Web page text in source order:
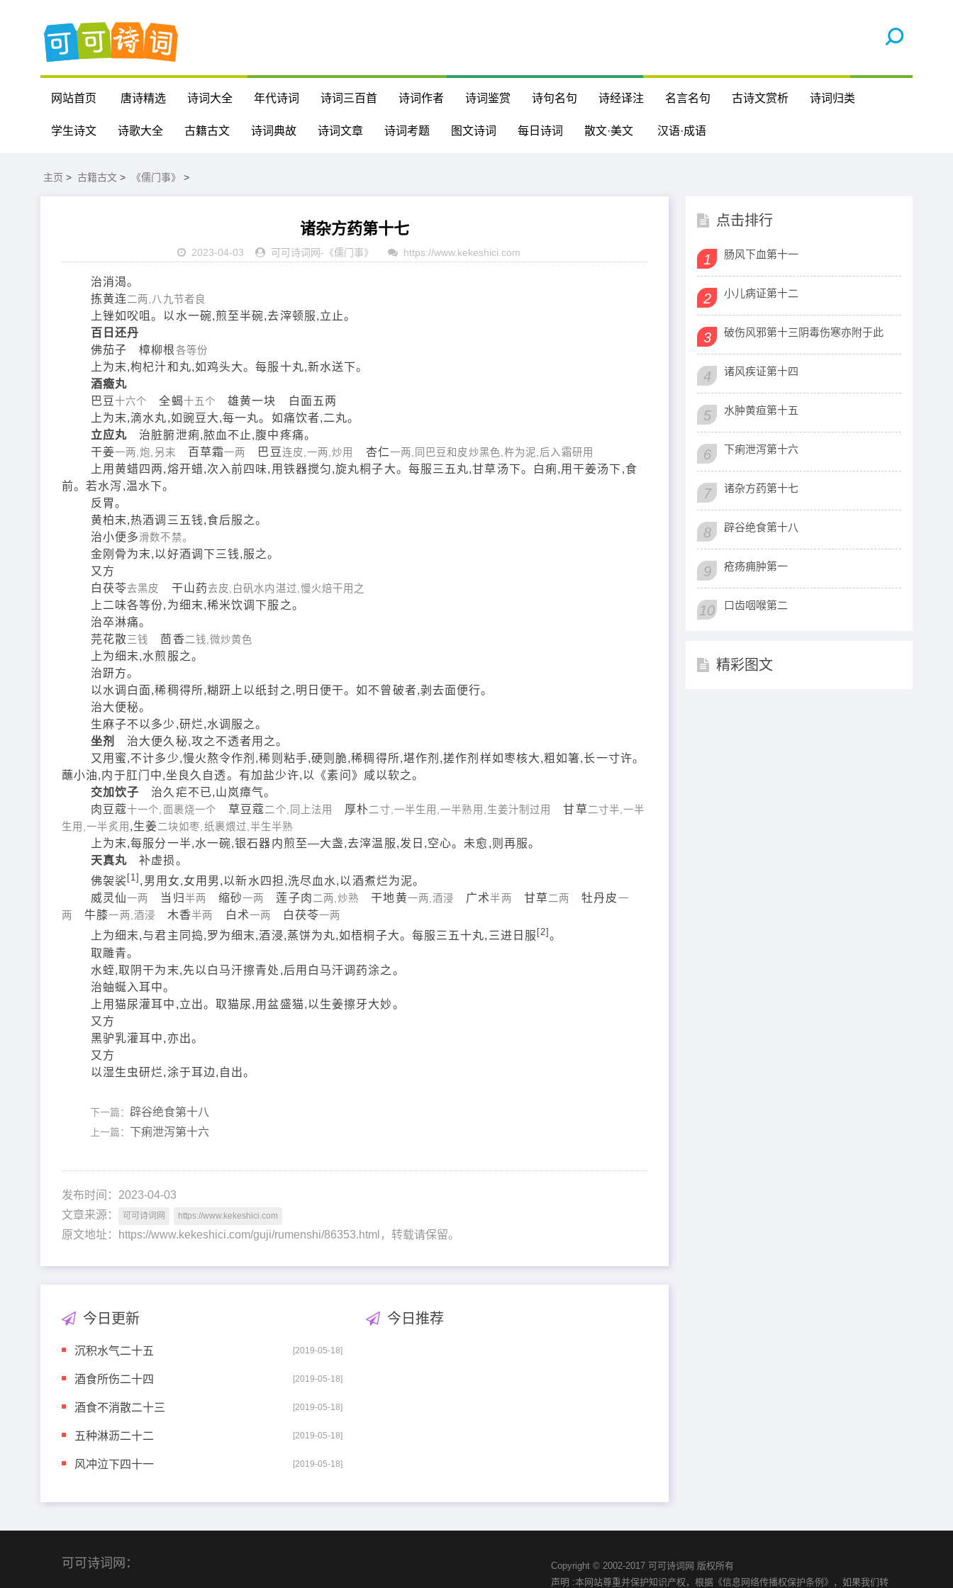
网站首页 唐诗精选 诗词大全 年代诗词 诗词三百首 诗词作者 诗词鉴赏 诗句名句 诗经译注 名言名句 古诗文赏析 诗词归类
学生诗文 诗歌大全 古籍古文 诗词典故 诗词文章 诗词考题 图文诗词 每日诗词 散文·美文 汉语·成语
主页 > 古籍古文 > 《儒门事》 >
诸杂方药第十七
2023-04-03 可可诗词网- 《儒门事》 https://www.kekeshici.com
治消渴。
拣黄连 二两,八九节者良
上锉如㕮咀。以水一碗,煎至半碗,去滓顿服,立止。
百日还丹
佛茄子 樟柳根各等份
上为末,枸杞汁和丸,如鸡头大。每服十丸,新水送下。
酒癥丸
巴豆 十六个 全蝎十五个 雄黄一块 白面五两
上为末,滴水丸,如豌豆大,每一丸。如痛饮者,二丸。
立应丸 治脏腑泄痢,脓血不止,腹中疼痛。
干姜一两,炮,另末 百草霜一两 巴豆 连皮,一两,炒用 杏仁一两,同巴豆和皮炒黑色,杵为泥,后入霜研用
上用黄蜡四两,熔开蜡,次入前四味,用铁器搅匀,旋丸桐子大。每服三五丸,甘草汤下。白痢,用干姜汤下,食
前。若水泻,温水下。
反胃。
黄柏末,热酒调三五钱,食后服之。
治小便多滑数不禁。
金刚骨为末,以好酒调下三钱,服之。
又方
白茯苓去黑皮 干山药去皮,白矾水内湛过,慢火焙干用之
上二味各等份,为细末,稀米饮调下服之。
治卒淋痛。
芫花散三钱 茴香二钱,微炒黄色
上为细末,水煎服之。
治趼方。
以水调白面,稀稠得所,糊趼上以纸封之,明日便干。如不曾破者,剥去面便行。
治大便秘。
生麻子不以多少,研烂,水调服之。
坐剂
治大便久秘,攻之不透者用之。
又用蜜,不计多少,慢火熬令作剂,稀则粘手,硬则脆,稀稠得所,堪作剂,搓作剂样如枣核大,粗如箸,长一寸许。
蘸小油,内于肛门中,坐良久自透。有加盐少许,以《素问》咸以软之。
交加饮子 治久疟不已,山岚瘴气。
肉豆蔻十一个,面裹烧一个 草豆蔻 二个,同上法用 厚朴二寸,一半生用,一半熟用,生姜汁制过用 甘草二寸半,一半
生用,一半炙用 ,生姜二块如枣,纸裹煨过,半生半熟
上为末,每服分一半,水一碗,银石器内煎至—大盏,去滓温服,发日,空心。未愈,则再服。
天真丸 补虚损。
佛袈裟 [1] ,男用女,女用男,以新水四担,洗尽血水,以酒煮烂为泥。
威灵仙一两 当归半两 缩砂一两 莲子肉二两,炒熟 干地黄一两,酒浸 广术半两 甘草二两 牡丹皮一
两
牛膝一两,酒浸 木香半两 白术一两 白茯苓一两
上为细末,与君主同捣,罗为细末,酒浸,蒸饼为丸,如梧桐子大。每服三五十丸,三进日服 [2] 。
取雕青。
水蛭,取阴干为末,先以白马汗擦青处,后用白马汗调药涂之。
治蚰蜒入耳中。
上用猫尿灌耳中,立出。取猫尿,用盆盛猫,以生姜擦牙大妙。
又方
黑驴乳灌耳中,亦出。
又方
以湿生虫研烂,涂于耳边,自出。
下一篇： 辟谷绝食第十八
上一篇： 下痢泄泻第十六
发布时间：2023-04-03
文章来源：
可可诗词网 https://www.kekeshici.com
原文地址：https://www.kekeshici.com/guji/rumenshi/86353.html，转载请保留。
今日更新
沉积水气二十五 [2019-05-18]
酒食所伤二十四 [2019-05-18]
酒食不消散二十三 [2019-05-18]
五种淋沥二十二 [2019-05-18]
风冲泣下四十一 [2019-05-18]
今日推荐
点击排行
1 肠风下血第十一
2 小儿病证第十二
3 破伤风邪第十三阴毒伤寒亦附于此
4 诸风疾证第十四
5 水肿黄疸第十五
6 下痢泄泻第十六
7 诸杂方药第十七
8 辟谷绝食第十八
9 疮疡痈肿第一
10 口齿咽喉第二
精彩图文
可可诗词网：
Copyright © 2002-2017 可可诗词网 版权所有
声明 :本网站尊重并保护知识产权，根据《信息网络传播权保护条例》，如果我们转